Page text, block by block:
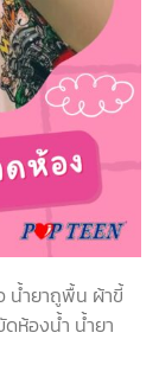
ำยาถูพื้น ผ้าขี้
ดห้องน้ำ น้ำยา